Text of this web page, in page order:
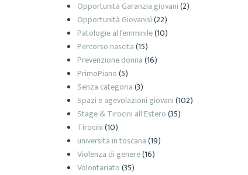
Opportunità Garanzia giovani(2)
Opportunità Giovanisì(22)
Patologie al femminile(10)
Percorso nascita(15)
Prevenzione donna(16)
PrimoPiano(5)
Senza categoria(3)
Spazi e agevolazioni giovani(102)
Stage & Tirocini all'Estero(35)
Tirocini(10)
università in toscana(19)
Violenza di genere(16)
Volontariato(35)